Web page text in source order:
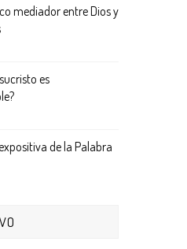
mediador entre Dios y
es
de la Palabra